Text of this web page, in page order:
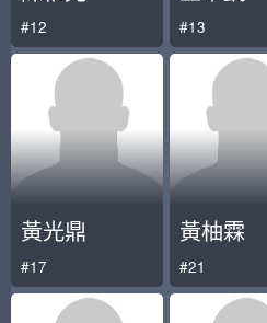
#12 #13
黃光鼎
#17
黃柚霖
#21